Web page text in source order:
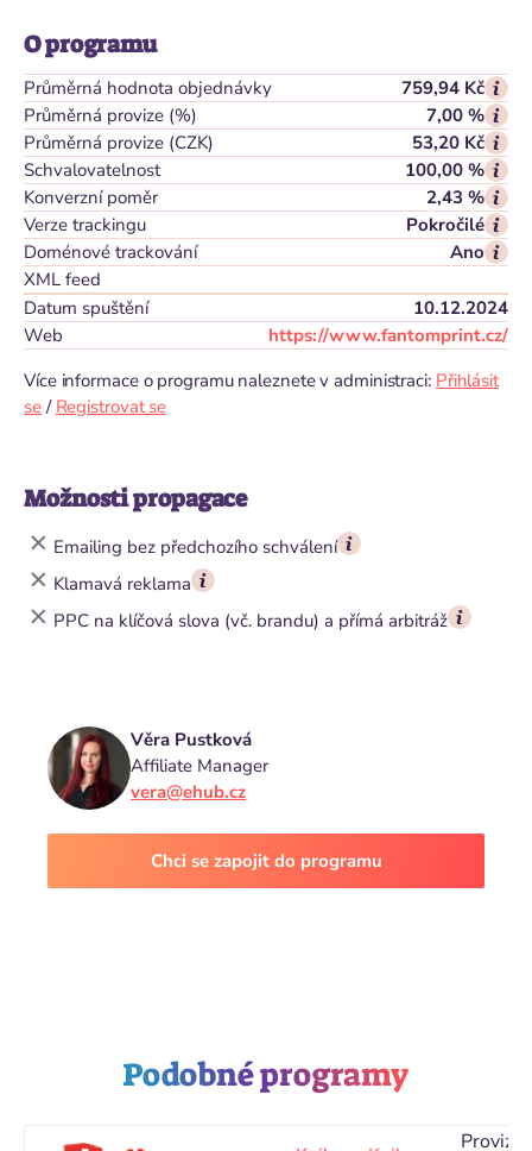
O programu
Průměrná hodnota objednávky
759,94 Kč
Průměrná provize (%)
7,00 %
Průměrná provize (CZK)
53,20 Kč
Schvalovatelnost
100,00 %
Konverzní poměr
2,43 %
Verze trackingu
Pokročilé
Doménové trackování
Ano
XML feed
Datum spuštění
10.12.2024
Web
https://www.fantomprint.cz/
Více informace o programu naleznete v administraci: Přihlásit
se/ Registrovat se
Možnosti propagace
Emailing bez předchozího schválení
Klamavá reklama
PPC na klíčová slova (vč. brandu) a přímá arbitráž
Věra Pustková
Affiliate Manager
vera@ehub.cz
Chci se zapojit do programu
Podobné programy
Provize